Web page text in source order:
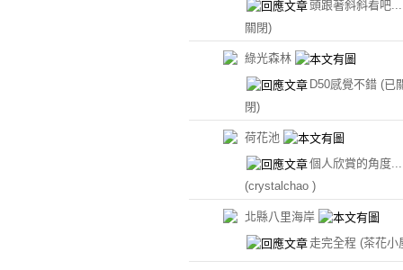
頭跟著斜斜看吧
關閉)
綠光森林
D50感覺不錯 (已
閉)
荷花池
個人欣賞的角度
(crystalchao )
北縣八里海岸
走完全程 (茶花小